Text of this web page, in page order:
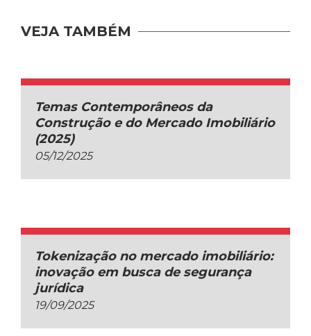
VEJA TAMBÉM
Temas Contemporâneos da
Construção e do Mercado Imobiliário
(2025)
05/12/2025
Tokenização no mercado imobiliário:
inovação em busca de segurança
jurídica
19/09/2025